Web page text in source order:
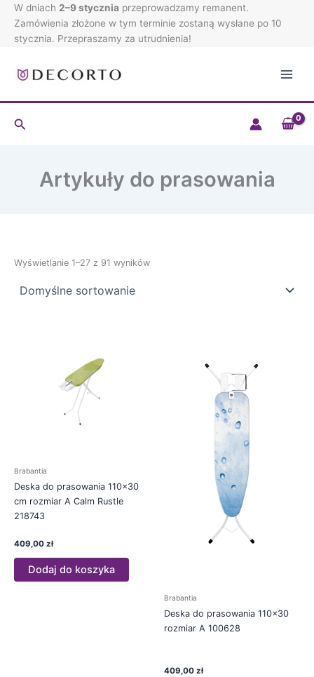
Przejdź
treści
W dniach 2–9 stycznia przeprowadzamy remanent.
Zamówienia złożone w tym terminie zostaną wysłane po 10
stycznia. Przepraszamy za utrudnienia!
Szukaj
Artykuły do prasowania
Wyświetlanie 1–27 z 91 wyników
Brabantia
Deska do prasowania 110×30
cm rozmiar A Calm Rustle
218743
409,00 zł
Dodaj do koszyka
Brabantia
Deska do prasowania 110×30
rozmiar A 100628
409,00 zł